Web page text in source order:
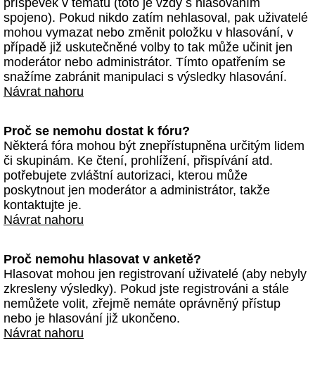
příspěvek v tématu (toto je vždy s hlasováním
spojeno). Pokud nikdo zatím nehlasoval, pak uživatelé
mohou vymazat nebo změnit položku v hlasování, v
případě již uskutečněné volby to tak může učinit jen
moderátor nebo administrátor. Tímto opatřením se
snažíme zabránit manipulaci s výsledky hlasování.
Návrat nahoru
Proč se nemohu dostat k fóru?
Některá fóra mohou být znepřístupněna určitým lidem
či skupinám. Ke čtení, prohlížení, přispívání atd.
potřebujete zvláštní autorizaci, kterou může
poskytnout jen moderátor a administrátor, takže
kontaktujte je.
Návrat nahoru
Proč nemohu hlasovat v anketě?
Hlasovat mohou jen registrovaní uživatelé (aby nebyly
zkresleny výsledky). Pokud jste registrováni a stále
nemůžete volit, zřejmě nemáte oprávněný přístup
nebo je hlasování již ukončeno.
Návrat nahoru